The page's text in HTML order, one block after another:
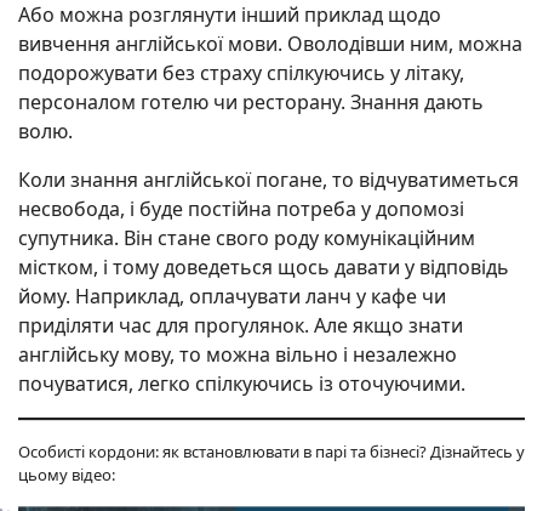
Або можна розглянути інший приклад щодо
вивчення англійської мови. Оволодівши ним, можна
подорожувати без страху спілкуючись у літаку,
персоналом готелю чи ресторану. Знання дають
волю.
Коли знання англійської погане, то відчуватиметься
несвобода, і буде постійна потреба у допомозі
супутника. Він стане свого роду комунікаційним
містком, і тому доведеться щось давати у відповідь
йому. Наприклад, оплачувати ланч у кафе чи
приділяти час для прогулянок. Але якщо знати
англійську мову, то можна вільно і незалежно
почуватися, легко спілкуючись із оточуючими.
Особисті кордони: як встановлювати в парі та бізнесі? Дізнайтесь у
цьому відео: